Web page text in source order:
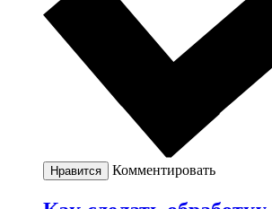
Нравится Комментировать